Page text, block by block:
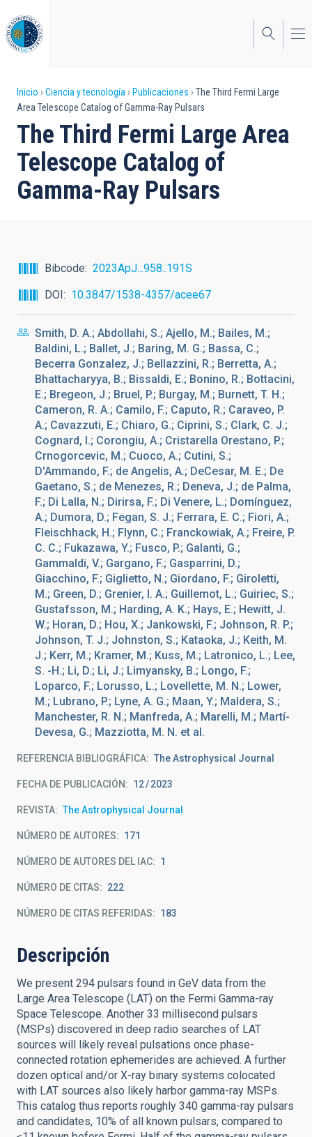
al
contenido
principal
Sobrescribir
enlaces
de
ayuda
a
Inicio Ciencia y tecnología Publicaciones
The Third Fermi Large
Area Telescope Catalog of Gamma-Ray Pulsars
The Third Fermi Large Area
Telescope Catalog of
Gamma-Ray Pulsars
Bibcode
2023ApJ...958..191S
DOI
10.3847/1538-4357/acee67
Smith, D. A.; Abdollahi, S.; Ajello, M.; Bailes, M.;
Baldini, L.; Ballet, J.; Baring, M. G.; Bassa, C.;
Becerra Gonzalez, J.; Bellazzini, R.; Berretta, A.;
Bhattacharyya, B.; Bissaldi, E.; Bonino, R.; Bottacini,
E.; Bregeon, J.; Bruel, P.; Burgay, M.; Burnett, T. H.;
Cameron, R. A.; Camilo, F.; Caputo, R.; Caraveo, P.
A.; Cavazzuti, E.; Chiaro, G.; Ciprini, S.; Clark, C. J.;
Cognard, I.; Corongiu, A.; Cristarella Orestano, P.;
Crnogorcevic, M.; Cuoco, A.; Cutini, S.;
D'Ammando, F.; de Angelis, A.; DeCesar, M. E.; De
Gaetano, S.; de Menezes, R.; Deneva, J.; de Palma,
F.; Di Lalla, N.; Dirirsa, F.; Di Venere, L.; Domínguez,
A.; Dumora, D.; Fegan, S. J.; Ferrara, E. C.; Fiori, A.;
Fleischhack, H.; Flynn, C.; Franckowiak, A.; Freire, P.
C. C.; Fukazawa, Y.; Fusco, P.; Galanti, G.;
Gammaldi, V.; Gargano, F.; Gasparrini, D.;
Giacchino, F.; Giglietto, N.; Giordano, F.; Giroletti,
M.; Green, D.; Grenier, I. A.; Guillemot, L.; Guiriec, S.;
Gustafsson, M.; Harding, A. K.; Hays, E.; Hewitt, J.
W.; Horan, D.; Hou, X.; Jankowski, F.; Johnson, R. P.;
Johnson, T. J.; Johnston, S.; Kataoka, J.; Keith, M.
J.; Kerr, M.; Kramer, M.; Kuss, M.; Latronico, L.; Lee,
S. -H.; Li, D.; Li, J.; Limyansky, B.; Longo, F.;
Loparco, F.; Lorusso, L.; Lovellette, M. N.; Lower,
M.; Lubrano, P.; Lyne, A. G.; Maan, Y.; Maldera, S.;
Manchester, R. N.; Manfreda, A.; Marelli, M.; Martí-
Devesa, G.; Mazziotta, M. N. et al.
REFERENCIA BIBLIOGRÁFICA The Astrophysical Journal
FECHA DE PUBLICACIÓN: 12 2023
REVISTA The Astrophysical Journal
NÚMERO DE AUTORES 171
NÚMERO DE AUTORES DEL IAC 1
NÚMERO DE CITAS 222
NÚMERO DE CITAS REFERIDAS 183
Descripción
We present 294 pulsars found in GeV data from the
Large Area Telescope (LAT) on the Fermi Gamma-ray
Space Telescope. Another 33 millisecond pulsars
(MSPs) discovered in deep radio searches of LAT
sources will likely reveal pulsations once phase-
connected rotation ephemerides are achieved. A further
dozen optical and/or X-ray binary systems colocated
with LAT sources also likely harbor gamma-ray MSPs.
This catalog thus reports roughly 340 gamma-ray pulsars
and candidates, 10% of all known pulsars, compared to